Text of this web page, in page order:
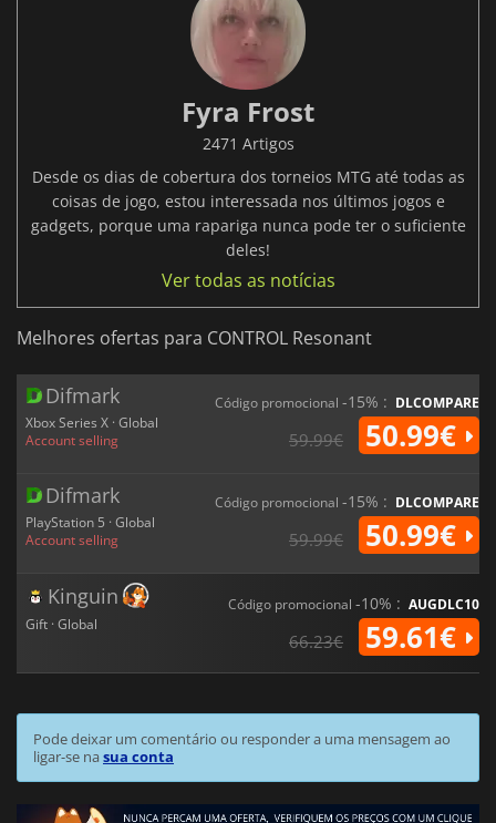
Fyra Frost
2471 Artigos
Desde os dias de cobertura dos torneios MTG até todas as
coisas de jogo, estou interessada nos últimos jogos e
gadgets, porque uma rapariga nunca pode ter o suficiente
deles!
Ver todas as notícias
Melhores ofertas para CONTROL Resonant
Difmark
Xbox Series X · Global
Account selling
Código promocional -15% : DLCOMPARE
59.99€ 50.99€
Difmark
PlayStation 5 · Global
Account selling
Código promocional -15% : DLCOMPARE
59.99€ 50.99€
Kinguin
Gift · Global
Código promocional -10% : AUGDLC10
66.23€ 59.61€
Pode deixar um comentário ou responder a uma mensagem ao
ligar-se nasua conta